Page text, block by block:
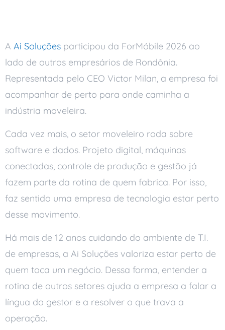
A Ai Soluções participou da ForMóbile 2026 ao
lado de outros empresários de Rondônia.
Representada pelo CEO Victor Milan, a empresa foi
acompanhar de perto para onde caminha a
indústria moveleira.
Cada vez mais, o setor moveleiro roda sobre
software e dados. Projeto digital, máquinas
conectadas, controle de produção e gestão já
fazem parte da rotina de quem fabrica. Por isso,
faz sentido uma empresa de tecnologia estar perto
desse movimento.
Há mais de 12 anos cuidando do ambiente de T.I.
de empresas, a Ai Soluções valoriza estar perto de
quem toca um negócio. Dessa forma, entender a
rotina de outros setores ajuda a empresa a falar a
língua do gestor e a resolver o que trava a
operação.